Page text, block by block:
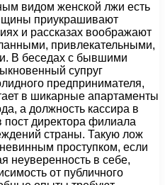
видом женской лжи есть
приукрашивают
и рассказах воображают
привлекательными,
В беседах с бывшими
супруг
предпринимателя,
в шикарные апартаменты
а должность кассира в
пост директора филиала
страны. Такую лож
проступком, если
неуверенность в себе,
от публичного